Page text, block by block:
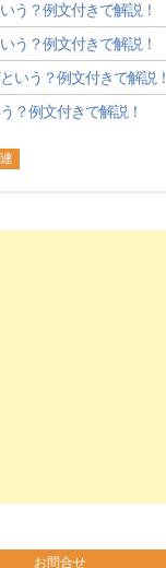
う？例文付きで解説！
う？例文付きで解説！
いう？例文付きで解説！
？例文付きで解説！
お問合せ